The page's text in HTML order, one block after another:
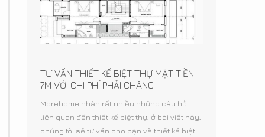
TƯ VẤN THIẾT KẾ BIỆT THỰ MẶT TIỀN
7M VỚI CHI PHÍ PHẢI CHĂNG
Morehome nhận rất nhiều những câu hỏi
liên quan đến thiết kế biệt thự, ở bài viết này,
chúng tôi sẽ tư vấn cho bạn về thiết kế biệt